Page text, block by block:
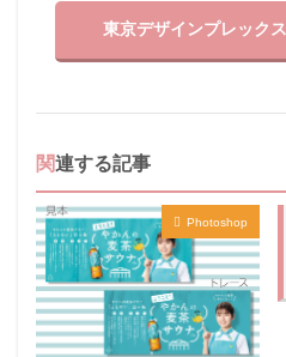
東京デザインプレック
関連する記事
Photoshop